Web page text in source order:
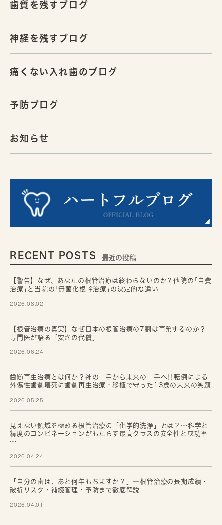
歯質を残すブログ
神経を残すブログ
痛くない入れ歯のブログ
予防ブログ
お知らせ
RECENT POSTS 最近の投稿
【警告】なぜ、あなたの根管治療は終わらないのか？他院の｢自費
治療｣と当院の｢無菌化根幹治療｣の決定的な違い
2026.08.02
【根管治療の真実】なぜ日本の根管治療の7割は再発するのか？
専門医が語る「安さの代償」
2026.06.24
歯髄再生治療とは何か？神の一手から未来の一手へ‼転倒による
外傷性歯髄壊死に歯髄再生治療・移植で守った13歳の未来の笑顔
2026.05.25
見えない領域を極める根管治療の「化学的洗浄」とは？～科学と
精度のコンビネーションがもたらす最高クラスの安全性と成功率
～
2026.04.24
「自分の歯は、あと何年もちますか？」─根管治療の長期成績・
破折リスク・補綴管理・予防まで徹底解説─
2026.04.01